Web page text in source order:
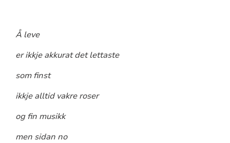
Å leve
er ikkje akkurat det lettaste
som finst
ikkje alltid vakre roser
og fin musikk
men sidan no